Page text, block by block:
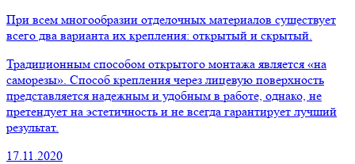
При всем многообразии отделочных материалов существует
всего два варианта их крепления: открытый и скрытый.
Традиционным способом открытого монтажа является «на
саморезы». Способ крепления через лицевую поверхность
представляется надежным и удобным в работе, однако, не
претендует на эстетичность и не всегда гарантирует лучший
результат.
17.11.2020